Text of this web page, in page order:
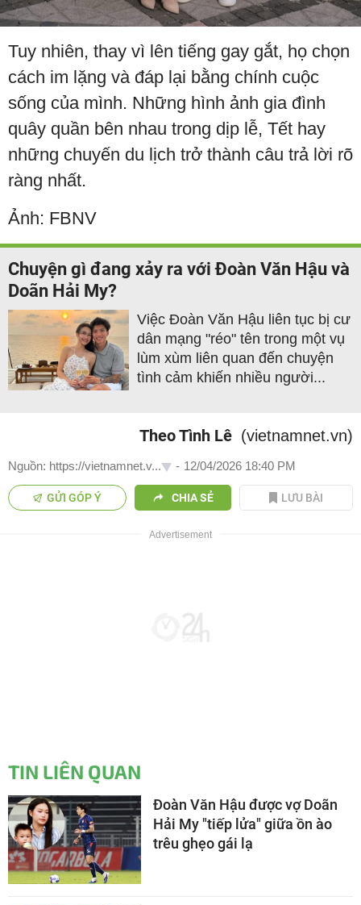
Tuy nhiên, thay vì lên tiếng gay gắt, họ chọn
cách im lặng và đáp lại bằng chính cuộc
sống của mình. Những hình ảnh gia đình
quây quần bên nhau trong dịp lễ, Tết hay
những chuyến du lịch trở thành câu trả lời rõ
ràng nhất.
Ảnh: FBNV
Chuyện gì đang xảy ra với Đoàn Văn Hậu và
Doãn Hải My?
Việc Đoàn Văn Hậu liên tục bị cư
dân mạng "réo" tên trong một vụ
lùm xùm liên quan đến chuyện
tình cảm khiến nhiều người...
Theo Tình Lê (vietnamnet.vn)
Nguồn: https://vietnamnet.v... - 12/04/2026 18:40 PM
GỬI GÓP Ý CHIA SẺ LƯU BÀI
TIN LIÊN QUAN
Đoàn Văn Hậu được vợ Doãn
Hải My "tiếp lửa" giữa ồn ào
trêu ghẹo gái lạ